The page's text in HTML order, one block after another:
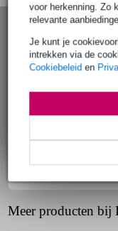
voor herkenning. Zo
relevante
Je kunt je
intrekken via de
Cookiebeleid en
Focal 90000014
Clear MG
Artikelnr:ONDD-
Specificaties
Meer producten bij